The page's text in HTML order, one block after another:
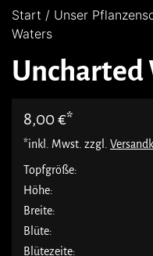
Start / Unser
Waters
Uncharted
8,00 €
*inkl. Mwst. zzgl.
Topfgröße:
Höhe:
Breite:
Blüte:
Blütezeite: